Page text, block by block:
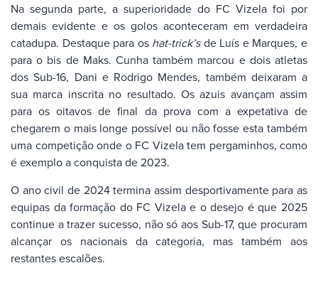
Na segunda parte, a superioridade do FC Vizela foi por
demais evidente e os golos aconteceram em verdadeira
catadupa. Destaque para os hat-trick’sde Luís e Marques, e
para o bis de Maks. Cunha também marcou e dois atletas
dos Sub-16, Dani e Rodrigo Mendes, também deixaram a
sua marca inscrita no resultado. Os azuis avançam assim
para os oitavos de final da prova com a expetativa de
chegarem o mais longe possível ou não fosse esta também
uma competição onde o FC Vizela tem pergaminhos, como
é exemplo a conquista de 2023.
O ano civil de 2024 termina assim desportivamente para as
equipas da formação do FC Vizela e o desejo é que 2025
continue a trazer sucesso, não só aos Sub-17, que procuram
alcançar os nacionais da categoria, mas também aos
restantes escalões.